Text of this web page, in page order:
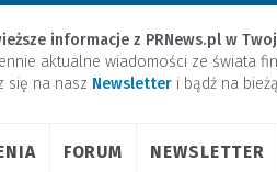
informacje z PRNews.pl w
aktualne wiadomości ze świata
się na nasz Newsletter ​i bądź na
FORUM NEWSLETTER